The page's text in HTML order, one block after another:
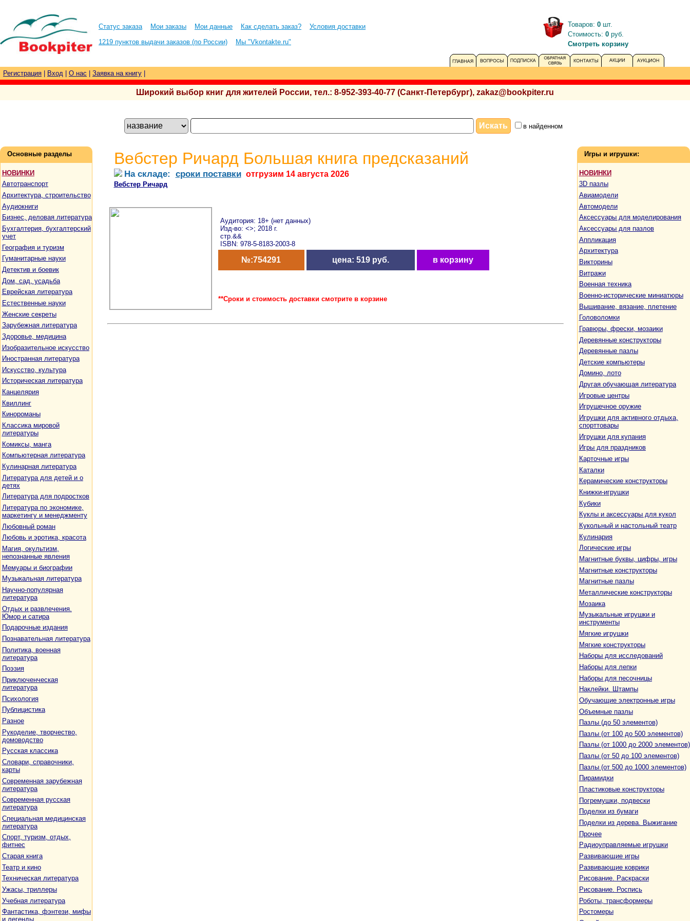
Статус заказа Мои заказы Мои данные Как сделать заказ?
Условия доставки
1219 пунктов выдачи заказов (по России)
Мы "Vkontakte.ru"
Товаров: 0 шт.
Стоимость: 0 руб.
Смотреть корзину
Регистрация Вход О нас Заявка на книгу
Широкий выбор книг для жителей России, тел.: 8-952-393-40-77 (Санкт-Петербург), zakaz@bookpiter.ru
в найденном
Основные разделы
НОВИНКИ
Автотранспорт
Архитектура, строительство
Аудиокниги
Бизнес, деловая литература
Бухгалтерия, бухгалтерский
учет
География и туризм
Гуманитарные науки
Детектив и боевик
Дом, сад, усадьба
Еврейская литература
Естественные науки
Женские секреты
Зарубежная литература
Здоровье, медицина
Изобразительное искусство
Иностранная литература
Искусство, культура
Историческая литература
Канцелярия
Квиллинг
Кинороманы
Классика мировой
литературы
Комиксы, манга
Компьютерная литература
Кулинарная литература
Литература для детей и о
детях
Литература для подростков
Литература по экономике,
маркетингу и менеджменту
Любовный роман
Любовь и эротика, красота
Магия, окультизм,
непознанные явления
Мемуары и биографии
Музыкальная литература
Научно-популярная
литература
Отдых и развлечения.
Юмор и сатира
Подарочные издания
Познавательная литература
Политика, военная
литература
Поэзия
Приключенческая
литература
Психология
Публицистика
Разное
Рукоделие, творчество,
домоводство
Русская классика
Словари, справочники,
карты
Современная зарубежная
литература
Современная русская
литература
Специальная медицинская
литература
Спорт, туризм, отдых,
фитнес
Старая книга
Театр и кино
Техническая литература
Ужасы, триллеры
Учебная литература
Фантастика, фэнтези, мифы
и легенды
Вебстер Ричард Большая книга предсказаний
На складе: сроки поставки отгрузим 14 августа 2026
Вебстер Ричард
Аудитория: 18+ (нет данных)
Изд-во: <>; 2018 г.
стр.&&
ISBN: 978-5-8183-2003-8
№:754291 цена: 519 руб. в корзину
**Сроки и стоимость доставки смотрите в корзине
Игры и игрушки:
НОВИНКИ
3D пазлы
Авиамодели
Автомодели
Аксессуары для моделирования
Аксессуары для пазлов
Аппликация
Архитектура
Викторины
Витражи
Военная техника
Военно-исторические миниатюры
Вышивание, вязание, плетение
Головоломки
Гравюры, фрески, мозаики
Деревянные конструкторы
Деревянные пазлы
Детские компьютеры
Домино, лото
Другая обучающая литература
Игровые центры
Игрушечное оружие
Игрушки для активного отдыха,
спорттовары
Игрушки для купания
Игры для праздников
Карточные игры
Каталки
Керамические конструкторы
Книжки-игрушки
Кубики
Куклы и аксессуары для кукол
Кукольный и настольный театр
Кулинария
Логические игры
Магнитные буквы, цифры, игры
Магнитные конструкторы
Магнитные пазлы
Металлические конструкторы
Мозаика
Музыкальные игрушки и
инструменты
Мягкие игрушки
Мягкие конструкторы
Наборы для исследований
Наборы для лепки
Наборы для песочницы
Наклейки. Штампы
Обучающие электронные игры
Объемные пазлы
Пазлы (до 50 элементов)
Пазлы (от 100 до 500 элементов)
Пазлы (от 1000 до 2000 элементов)
Пазлы (от 50 до 100 элементов)
Пазлы (от 500 до 1000 элементов)
Пирамидки
Пластиковые конструкторы
Погремушки, подвески
Поделки из бумаги
Поделки из дерева. Выжигание
Прочее
Радиоуправляемые игрушки
Развивающие игры
Развивающие коврики
Рисование. Раскраски
Рисование. Роспись
Роботы, трансформеры
Ростомеры